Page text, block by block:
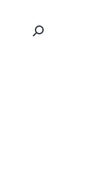
Search:
Search: